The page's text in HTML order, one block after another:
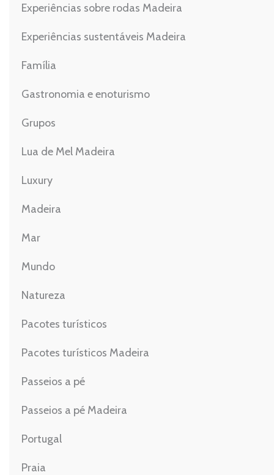
Experiências sobre rodas Madeira
Experiências sustentáveis Madeira
Família
Gastronomia e enoturismo
Grupos
Lua de Mel Madeira
Luxury
Madeira
Mar
Mundo
Natureza
Pacotes turísticos
Pacotes turísticos Madeira
Passeios a pé
Passeios a pé Madeira
Portugal
Praia